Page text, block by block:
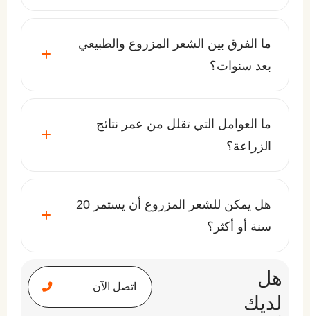
ما الفرق بين الشعر المزروع والطبيعي
بعد سنوات؟
ما العوامل التي تقلل من عمر نتائج
الزراعة؟
هل يمكن للشعر المزروع أن يستمر 20
سنة أو أكثر؟
اتصل الآن
هل
لديك